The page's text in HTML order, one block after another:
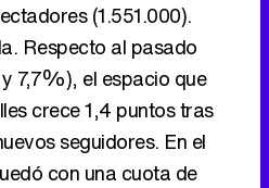
(1.551.000).
Respecto al pasado
7,7%), el espacio que
crece 1,4 puntos tras
seguidores. En el
con una cuota de